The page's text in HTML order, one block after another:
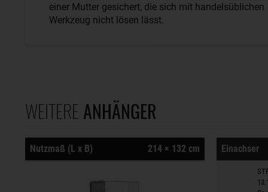
einer Mutter gesichert, die sich mit handelsüblichen
Werkzeug nicht lösen lässt.
WEITERE ANHÄNGER
Nutzmaß (L x B) 214 × 132 cm Einachser